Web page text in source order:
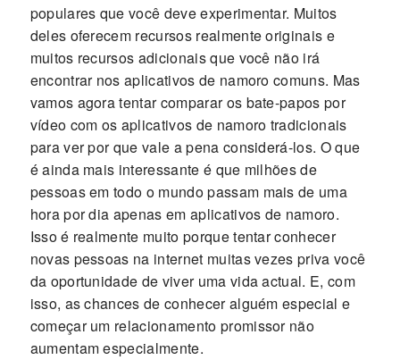
populares que você deve experimentar. Muitos
deles oferecem recursos realmente originais e
muitos recursos adicionais que você não irá
encontrar nos aplicativos de namoro comuns. Mas
vamos agora tentar comparar os bate-papos por
vídeo com os aplicativos de namoro tradicionais
para ver por que vale a pena considerá-los. O que
é ainda mais interessante é que milhões de
pessoas em todo o mundo passam mais de uma
hora por dia apenas em aplicativos de namoro.
Isso é realmente muito porque tentar conhecer
novas pessoas na internet muitas vezes priva você
da oportunidade de viver uma vida actual. E, com
isso, as chances de conhecer alguém especial e
começar um relacionamento promissor não
aumentam especialmente.